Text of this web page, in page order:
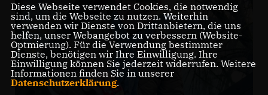
Diese Webseite verwendet Cookies, die notwendig
sind, um die Webseite zu nutzen. Weiterhin
verwenden wir Dienste von Drittanbietern, die uns
helfen, unser Webangebot zu verbessern (Website-
Optmierung). Für die Verwendung bestimmter
Dienste, benötigen wir Ihre Einwilligung. Ihre
Einwilligung können Sie jederzeit widerrufen. Weitere
Informationen finden Sie in unserer
Datenschutzerklärung.